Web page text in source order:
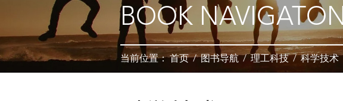
BOOK NAVIGATON
当前位置：首页/图书导航 / 理工科技 / 科学技术